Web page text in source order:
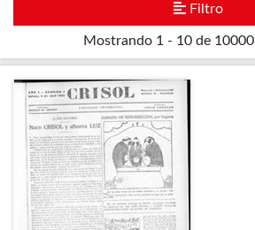
Mostrando 1 - 10 de 10000
Filtro